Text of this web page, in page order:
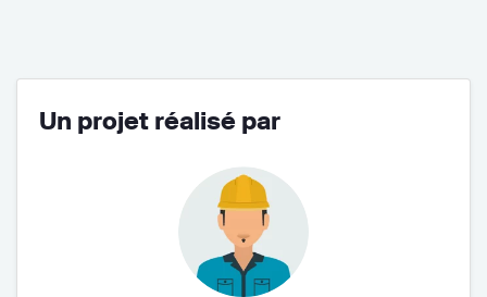
Un projet réalisé par